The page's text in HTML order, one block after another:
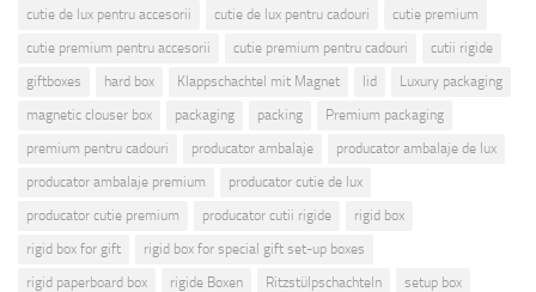
cutie de lux pentru accesorii
cutie de lux pentru cadouri
cutie premium
cutie premium pentru accesorii
cutie premium pentru cadouri
cutii rigide
giftboxes
hard box Klappschachtel mit Magnet lid
Luxury packaging
magnetic clouser box
packaging packing
Premium packaging
premium pentru cadouri
producator ambalaje
producator ambalaje de lux
producator ambalaje premium
producator cutie de lux
producator cutie premium
producator cutii rigide
rigid box
rigid box for gift
rigid box for special gift set-up boxes
rigid paperboard box
rigide Boxen Ritzstülpschachteln
setup box